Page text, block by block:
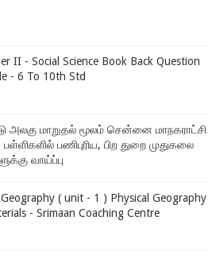
II - Social Science Book Back Question
- 6 To 10th Std
அலகு மாறுதல் மூலம் சென்னை மாநகராட்சி
பணிபுரிய, பிற துறை முதுகலை
வாய்ப்பு
( unit - 1 ) Physical Geography
- Srimaan Coaching Centre